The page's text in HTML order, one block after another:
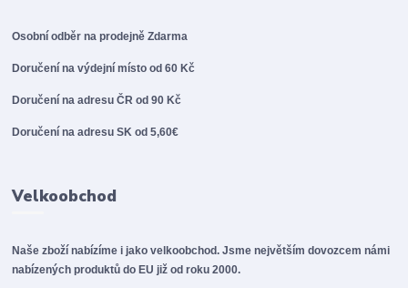
Osobní odběr na prodejněZdarma
Doručení na výdejní místo od 60 Kč
Doručení na adresu ČR od 90 Kč
Doručení na adresu SK od 5,60€
Velkoobchod
Naše zboží nabízíme i jako velkoobchod. Jsme největším dovozcem námi
nabízených produktů do EU již od roku 2000.